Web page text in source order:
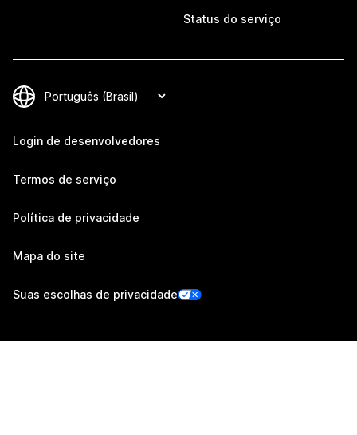
Status do serviço
Login de desenvolvedores
Termos de serviço
Política de privacidade
Mapa do site
Suas escolhas de privacidade